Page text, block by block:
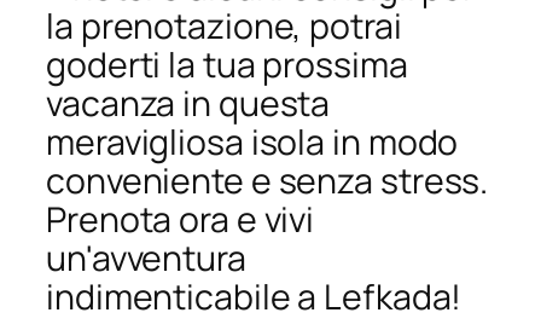
la prenotazione, potrai
goderti la tua prossima
vacanza in questa
meravigliosa isola in modo
conveniente e senza stress.
Prenota ora e vivi
un'avventura
indimenticabile a Lefkada!